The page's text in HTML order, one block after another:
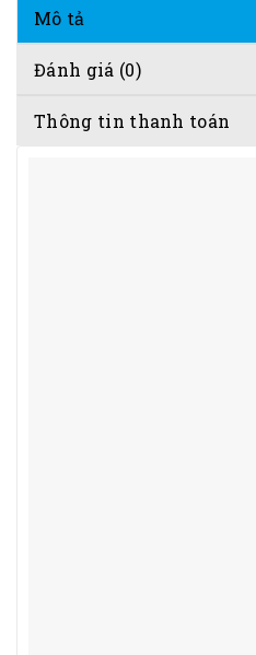
Mô tả
Đánh giá (0)
Thông tin thanh toán